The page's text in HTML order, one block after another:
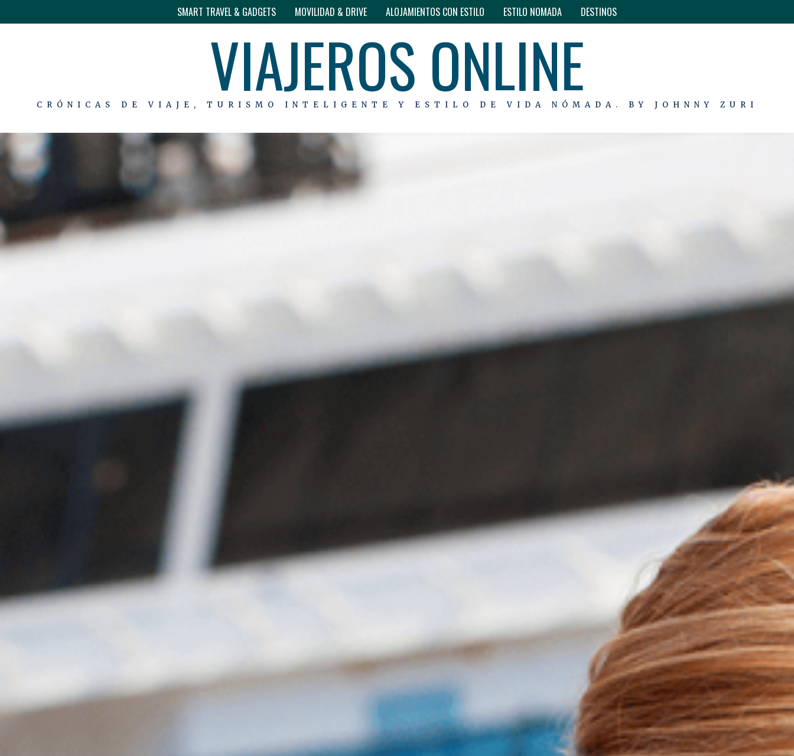
SMART TRAVEL & GADGETS MOVILIDAD & DRIVE ALOJAMIENTOS CON ESTILO ESTILO NOMADA DESTINOS
VIAJEROS ONLINE
CRÓNICAS DE VIAJE, TURISMO INTELIGENTE Y ESTILO DE VIDA NÓMADA. BY JOHNNY ZURI